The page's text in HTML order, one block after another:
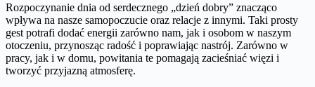
Rozpoczynanie dnia od serdecznego „dzień dobry” znacząco
wpływa na nasze samopoczucie oraz relacje z innymi. Taki prosty
gest potrafi dodać energii zarówno nam, jak i osobom w naszym
otoczeniu, przynosząc radość i poprawiając nastrój. Zarówno w
pracy, jak i w domu, powitania te pomagają zacieśniać więzi i
tworzyć przyjazną atmosferę.